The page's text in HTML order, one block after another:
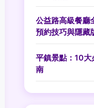
公益路高級餐廳
預約技巧與隱藏
平鎮景點：10大
南